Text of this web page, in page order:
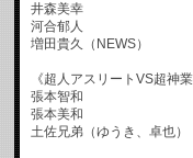
井森美幸
河合郁人
増田貴久（NEWS）
《超人アスリートVS超神
張本智和
張本美和
土佐兄弟（ゆうき、卓也）